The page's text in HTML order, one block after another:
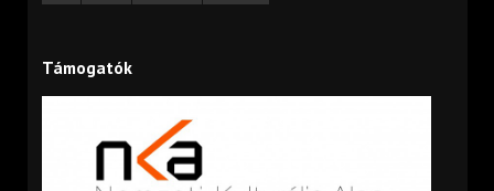
Támogatók